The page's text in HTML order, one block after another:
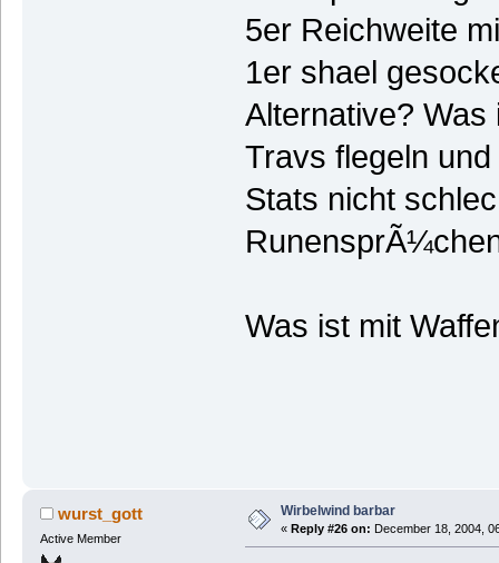
5er Reichweite
1er shael
Alternative? Was
Travs flegeln
Stats nicht
Was ist mit
wurst_gott
Active Member
Wirbelwind barbar
« Reply #26 on: December 18, 2004,